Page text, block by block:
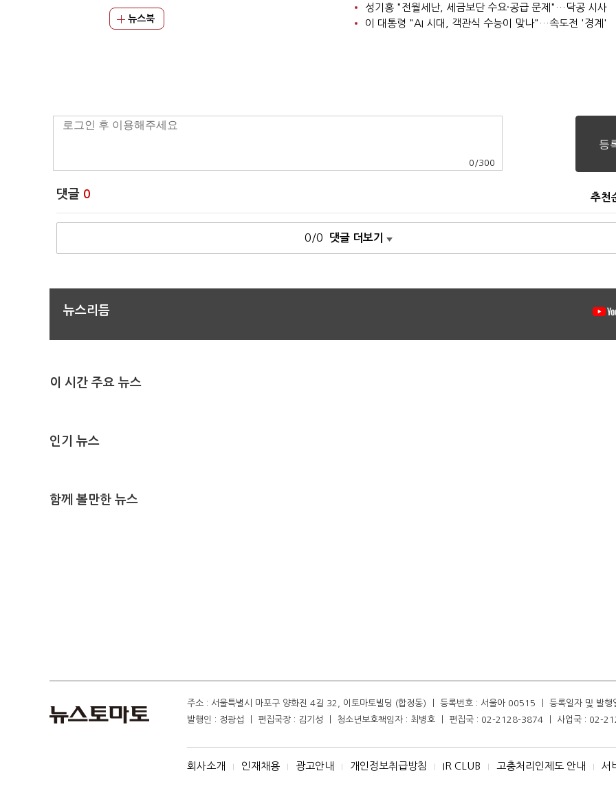
뉴스북
성기홍 "전월세난, 세금보단 수요·공급 문제"…닥공 시사
이 대통령 "AI 시대, 객관식 수능이 맞나"…속도전 '경계'
0 /300
댓글 0 추천
0/0 댓글 더보기
뉴스리듬
이 시간 주요 뉴스
인기 뉴스
함께 볼만한 뉴스
주소 : 서울특별시 마포구 양화진 4길 32, 이토마토빌딩 (합정동) ㅣ 등록번호 : 서울아 00515 ㅣ 등록일자 및 발
발행인 : 정광섭 ㅣ 편집국장 : 김기성 ㅣ 청소년보호책임자 : 최병호 ㅣ 편집국 : 02-2128-3874 ㅣ 사업국 : 02-
회사소개 I 인재채용 I 광고안내 I 개인정보취급방침 I IR CLUB I 고충처리인제도 안내 I 서